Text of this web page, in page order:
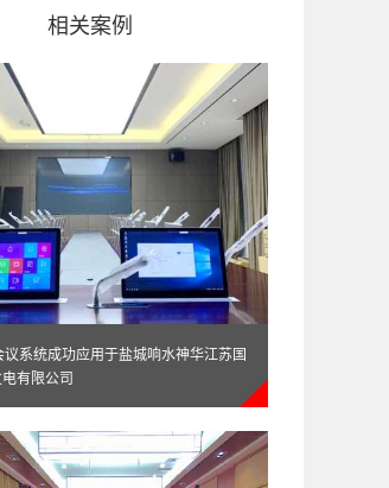
无纸化会议系统应用方案
纸化会议系统应用方案
相关案例
系统成功应用于盐城响水神华江苏国
有限公司